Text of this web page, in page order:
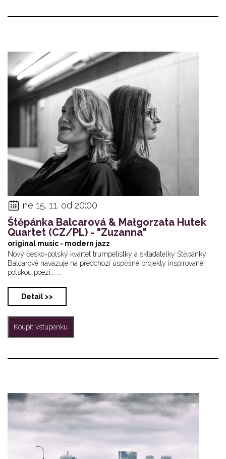
ne 15. 11. od 20:00
Štěpánka Balcarová & Małgorzata Hutek
Quartet (CZ/PL) - "Zuzanna"
original music - modern jazz
Nový česko-polský kvartet trumpetistky a skladatelky Štěpánky
Balcarové navazuje na předchozí úspěšné projekty inspirované
polskou poezi... ...
Detail >>
Koupit vstupenku